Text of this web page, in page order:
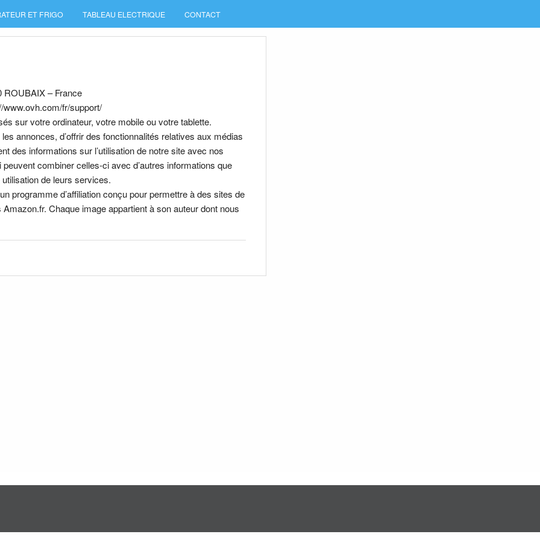
ET FRIGO TABLEAU ELECTRIQUE CONTACT
ROUBAIX – France
www.ovh.com/fr/support/
sur votre ordinateur, votre mobile ou votre tablette.
annonces, d’offrir des fonctionnalités relatives aux médias
des informations sur l’utilisation de notre site avec nos
combiner celles-ci avec d’autres informations que
de leurs services.
programme d’affiliation conçu pour permettre à des sites de
Chaque image appartient à son auteur dont nous